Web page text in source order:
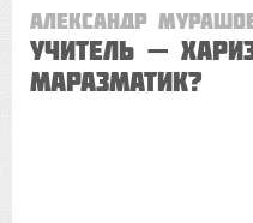
Александр
Учитель —
маразматик?